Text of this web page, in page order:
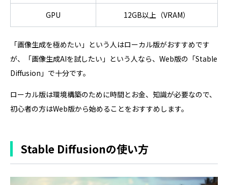
GPU 12GB以上（VRAM）
「画像生成を極めたい」という人はローカル版がおすすめです
が、「画像生成AIを試したい」という人なら、Web版の「Stable
Diffusion」で十分です。
ローカル版は環境構築のために時間とお金、知識が必要なので、
初心者の方はWeb版から始めることをおすすめします。
Stable Diffusionの使い方